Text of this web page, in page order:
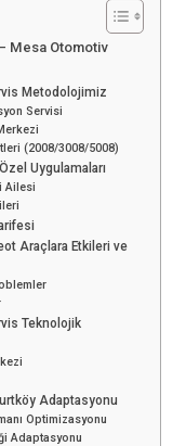
Mesa Otomotiv
Metodolojimiz
Servisi
(2008/3008/5008)
Uygulamaları
Ailesi
Araçlara Etkileri ve
Teknolojik
Adaptasyonu
Optimizasyonu
Adaptasyonu